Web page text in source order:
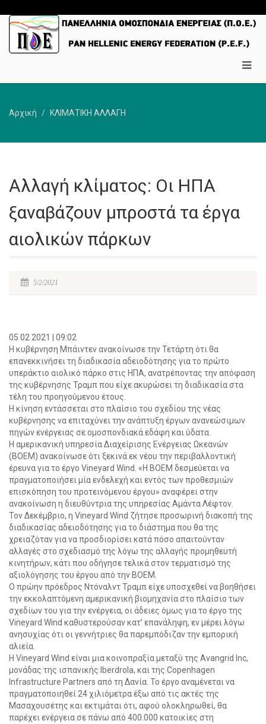
Αρχική ΚΛΙΜΑΤΙΚΗ ΑΛΛΑΓΗ
Αλλαγή κλίματος: Οι ΗΠΑ
ξαναβάζουν μπροστά τα έργα
αιολικών πάρκων
5/2/2021
05 02 2021 | 09:02
Η κυβέρνηση Μπάιντεν ανακοίνωσε την Τετάρτη ότι θα
επανεκκινήσει τη διαδικασία αδειοδότησης για το πρώτο
υπεράκτιο αιολικό πάρκο στις ΗΠΑ, ανατρέποντας την απόφαση
της κυβέρνησης Τραμπ που είχε ακυρώσει τη διαδικασία στα
τέλη του προηγούμενου έτους.
Η κίνηση εντάσσεται στο πλαίσιο του σχεδίου της νέας
κυβέρνησης να επιταχύνει την ανάπτυξη έργων ανανεώσιμων
πηγών ενέργειας σε ομοσπονδιακά εδάφη και ύδατα.
Η αμερικανική υπηρεσία Διαχείρισης Ενέργειας Ωκεανών
(ΒΟΕΜ) ανακοίνωσε ότι ξεκινά εκ νέου την περιβαλλοντική
έρευνα για το έργο Vineyard Wind. «Η ΒΟΕΜ δεσμεύεται να
πραγματοποιήσει μία ενδελεχή και εντός των προθεσμιών
επισκόπηση του προτεινόμενου έργου» αναφέρει στην
ανακοίνωση η διευθύντρια της υπηρεσίας Αμάντα Λέφτον.
Τον Δεκέμβριο, η Vineyard Wind ζήτησε προσωρινή διακοπή της
διαδικασίας αδειοδότησης για το διάστημα που θα της
χρειαζόταν για να προσδιορίσει κατά πόσο απαιτούνταν
αλλαγές στο σχεδιασμό της λόγω της αλλαγής προμηθευτή
κινητήρων, κάτι που οδήγησε τελικά στον τερματισμό της
αξιολόγησης του έργου από την ΒΟΕΜ.
Ο πρώην πρόεδρος Ντόναλντ Τραμπ είχε υποσχεθεί να βοηθήσει
την εκκολαπτόμενη αμερικανική βιομηχανία στο πλαίσιο των
σχεδίων του για την ενέργεια, οι άδειες όμως για το έργο της
Vineyard Wind καθυστερούσαν κατ’ επανάληψη, εν μέρει λόγω
ανησυχίας ότι οι γεννήτριες θα παρεμπόδιζαν την εμπορική
αλιεία.
Η Vineyard Wind είναι μια κοινοπραξία μεταξύ της Avangrid Inc,
μονάδας της ισπανικής Iberdrola, και της Copenhagen
Infrastructure Partners από τη Δανία. Το έργο αναμένεται να
πραγματοποιηθεί 24 χιλιόμετρα έξω από τις ακτές της
Μασαχουσέτης και εκτιμάται ότι, αφού ολοκληρωθεί, θα
παρέχει ενέργεια σε πάνω από 400.000 κατοικίες στη